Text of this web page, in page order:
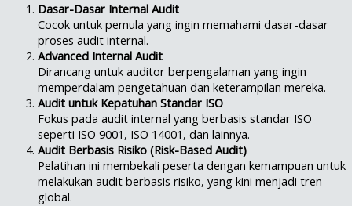
Dasar-Dasar Internal Audit
Cocok untuk pemula yang ingin memahami dasar-dasar
proses audit internal.
Advanced Internal Audit
Dirancang untuk auditor berpengalaman yang ingin
memperdalam pengetahuan dan keterampilan mereka.
Audit untuk Kepatuhan Standar ISO
Fokus pada audit internal yang berbasis standar ISO
seperti ISO 9001, ISO 14001, dan lainnya.
Audit Berbasis Risiko (Risk-Based Audit)
Pelatihan ini membekali peserta dengan kemampuan untuk
melakukan audit berbasis risiko, yang kini menjadi tren
global.